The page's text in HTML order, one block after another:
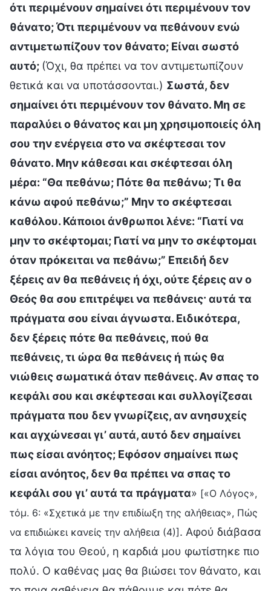
ότι περιμένουν σημαίνει ότι περιμένουν τον
θάνατο; Ότι περιμένουν να πεθάνουν ενώ
αντιμετωπίζουν τον θάνατο; Είναι σωστό
αυτό; (Όχι, θα πρέπει να τον αντιμετωπίζουν
θετικά και να υποτάσσονται.) Σωστά, δεν
σημαίνει ότι περιμένουν τον θάνατο. Μη σε
παραλύει ο θάνατος και μη χρησιμοποιείς όλη
σου την ενέργεια στο να σκέφτεσαι τον
θάνατο. Μην κάθεσαι και σκέφτεσαι όλη
μέρα: “Θα πεθάνω; Πότε θα πεθάνω; Τι θα
κάνω αφού πεθάνω;” Μην το σκέφτεσαι
καθόλου. Κάποιοι άνθρωποι λένε: “Γιατί να
μην το σκέφτομαι; Γιατί να μην το σκέφτομαι
όταν πρόκειται να πεθάνω;” Επειδή δεν
ξέρεις αν θα πεθάνεις ή όχι, ούτε ξέρεις αν ο
Θεός θα σου επιτρέψει να πεθάνεις· αυτά τα
πράγματα σου είναι άγνωστα. Ειδικότερα,
δεν ξέρεις πότε θα πεθάνεις, πού θα
πεθάνεις, τι ώρα θα πεθάνεις ή πώς θα
νιώθεις σωματικά όταν πεθάνεις. Αν σπας το
κεφάλι σου και σκέφτεσαι και συλλογίζεσαι
πράγματα που δεν γνωρίζεις, αν ανησυχείς
και αγχώνεσαι γι’ αυτά, αυτό δεν σημαίνει
πως είσαι ανόητος; Εφόσον σημαίνει πως
είσαι ανόητος, δεν θα πρέπει να σπας το
κεφάλι σου γι’ αυτά τα πράγματα» [«Ο Λόγος»,
τόμ. 6: «Σχετικά με την επιδίωξη της αλήθειας», Πώς
να επιδιώκει κανείς την αλήθεια (4)]. Αφού διάβασα
τα λόγια του Θεού, η καρδιά μου φωτίστηκε πιο
πολύ. Ο καθένας μας θα βιώσει τον θάνατο, και